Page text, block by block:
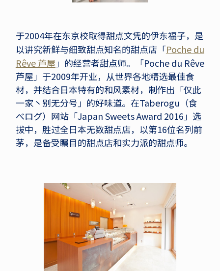
于2004年在东京校取得甜点文凭的伊东福子，是
以讲究新鲜与细致甜点知名的甜点店「Poche du
Rêve 芦屋 」的经营者甜点师。「Poche du Rêve
芦屋」于2009年开业，从世界各地精选最佳食
材，并结合日本特有的和风素材，制作出「仅此
一家丶别无分号」的好味道。在Taberogu（食
べログ）网站「Japan Sweets Award 2016」选
拔中，胜过全日本无数甜点店，以第16位名列前
茅，是备受瞩目的甜点店和实力派的甜点师。